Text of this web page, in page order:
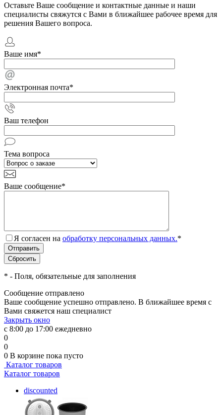
Оставьте Ваше сообщение и контактные данные и наши
специалисты свяжутся с Вами в ближайшее рабочее время для
решения Вашего вопроса.
Ваше имя*
Электронная почта*
Ваш телефон
Тема вопроса
Ваше сообщение*
Я согласен на обработку персональных данных.*
* - Поля, обязательные для заполнения
Сообщение отправлено
Ваше сообщение успешно отправлено. В ближайшее время с
Вами свяжется наш специалист
Закрыть окно
с 8:00 до 17:00 ежедневно
0
0
0 В корзине пока пусто
Каталог товаров
Каталог товаров
discounted